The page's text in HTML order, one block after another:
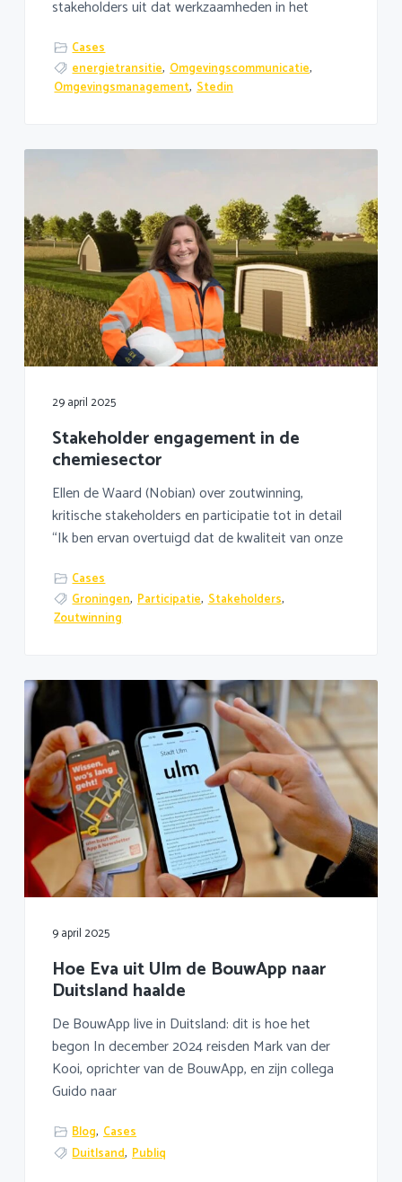
stakeholders uit dat werkzaamheden in het
Cases
energietransitie, Omgevingscommunicatie,
Omgevingsmanagement, Stedin
29 april 2025
Stakeholder engagement in de
chemiesector
Ellen de Waard (Nobian) over zoutwinning,
kritische stakeholders en participatie tot in detail
“Ik ben ervan overtuigd dat de kwaliteit van onze
Cases
Groningen, Participatie, Stakeholders,
Zoutwinning
9 april 2025
Hoe Eva uit Ulm de BouwApp naar
Duitsland haalde
De BouwApp live in Duitsland: dit is hoe het
begon In december 2024 reisden Mark van der
Kooi, oprichter van de BouwApp, en zijn collega
Guido naar
Blog, Cases
Duitlsand, Publiq